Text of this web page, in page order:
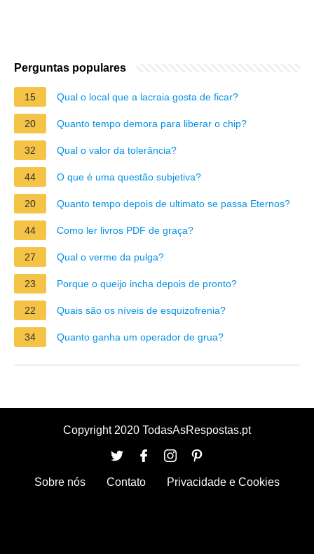
Perguntas populares
15 Qual o local que a lacraia gosta de ficar?
20 Quanto tempo demora para liberar o chip?
32 Qual o valor da tolerância?
44 O que é uma questão subjetiva?
20 Quanto tempo depois de ultimato se passa Eternos?
44 Como ler livros PDF de graça?
27 Qual o verme da pulga?
23 Porque o queijo incha depois de pronto?
22 Quais são os níveis de esquizofrenia?
34 Quanto ganha um operador de grua?
Copyright 2020 TodasAsRespostas.pt
Sobre nós Contato Privacidade e Cookies